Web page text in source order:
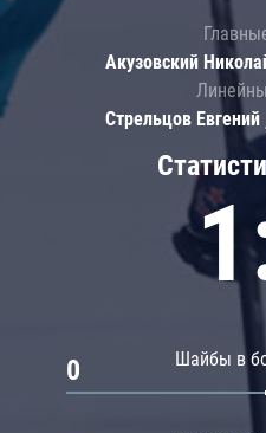
Шайбы в
0
Акузовский
Стрельцов